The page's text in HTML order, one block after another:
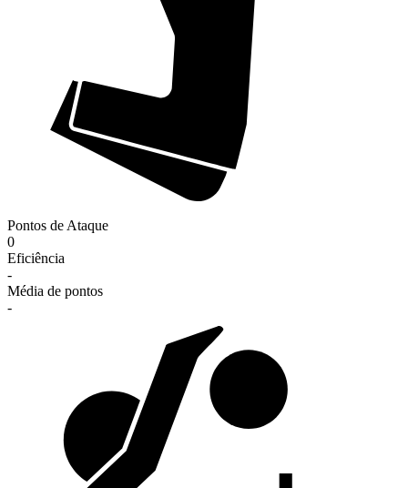
Pontos de Ataque
0
Eficiência
-
Média de pontos
-